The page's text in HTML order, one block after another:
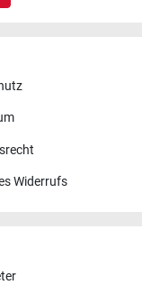
Widerrufs